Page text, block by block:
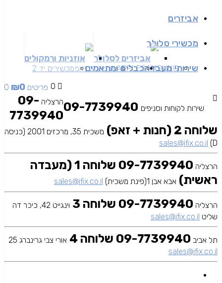
אביזרים
אביזרים לסלולר אוזניות ורמקולים
מכשירי סלולר
SAMSUNG
APPLEמכשירים זאפמכשירים יד 2 שירותי מעבדהכבלים ומתאמים
0 0 פריטים ₪0
שירות לקוחות וסניפים
הרצליה 09-
7739940
שלוחה 2 (חנות + זאפ)
משכית 35, מרכזים 2001 (כניסה
D)
sales@ifix.co.il
הרצליה
09-7739940 שלוחה 1 (מעבדה
ראשית) אבא אבן 1(פינת משכית) sales@ifix.co.il
הרצליה 09-7739940 שלוחה 3
וינגייט 42, כיכר דה
שליט sales@ifix.co.il
תל אביב 09-7739940 שלוחה 4
אורי צבי גרינברג 25
sales@ifix.co.il